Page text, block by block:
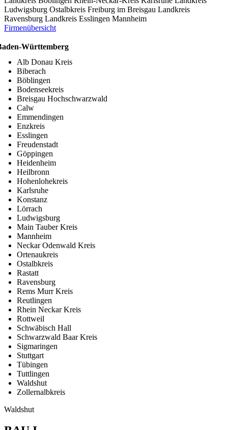
Ludwigsburg Ostalbkreis Freiburg im Breisgau Landkreis
Ravensburg Landkreis Esslingen Mannheim
Firmenübersicht
Württemberg
Alb Donau Kreis
Biberach
Böblingen
Bodenseekreis
Breisgau Hochschwarzwald
Calw
Emmendingen
Enzkreis
Esslingen
Freudenstadt
Göppingen
Heidenheim
Heilbronn
Hohenlohekreis
Karlsruhe
Konstanz
Lörrach
Ludwigsburg
Main Tauber Kreis
Mannheim
Neckar Odenwald Kreis
Ortenaukreis
Ostalbkreis
Rastatt
Ravensburg
Rems Murr Kreis
Reutlingen
Rhein Neckar Kreis
Rottweil
Schwäbisch Hall
Schwarzwald Baar Kreis
Sigmaringen
Stuttgart
Tübingen
Tuttlingen
Waldshut
Zollernalbkreis
Waldshut